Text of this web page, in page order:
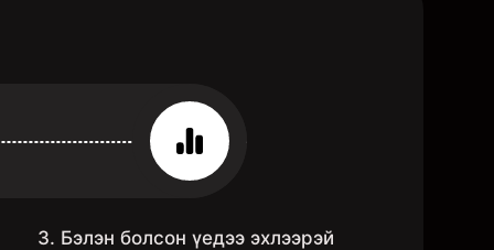
3. Бэлэн болсон үедээ эхлээрэй